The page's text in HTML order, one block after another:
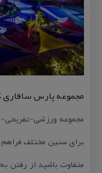
مجموعه پارس
مجموعه ورزشی-
برای سنین مختلف
متفاوت باشید از رفتن